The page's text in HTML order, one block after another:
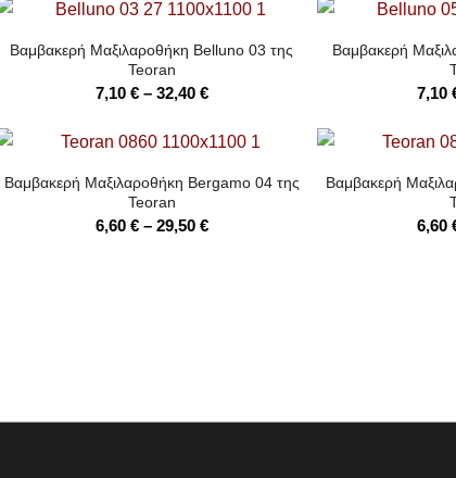
6,60 €
Βαμβακερή Μαξιλαροθήκη Belluno 03 της
Teoran
7,10 € – 32,40 €Price
7,10 €
32,40 €
Βαμβακερή
7,10
Βαμβακερή Μαξιλαροθήκη Bergamo 04 της
Teoran
6,60 € – 29,50 €Price
Βαμβακερή
6,60